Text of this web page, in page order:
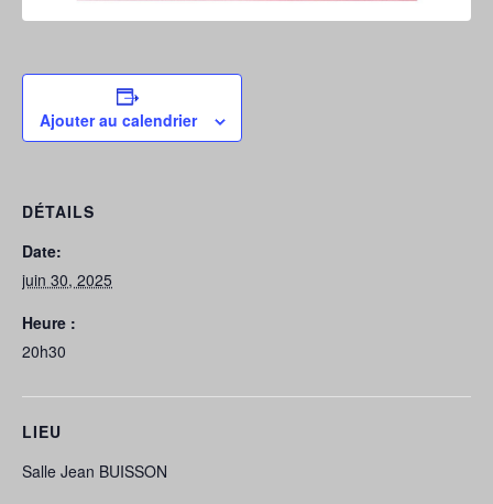
Ajouter au calendrier
DÉTAILS
Date:
juin 30, 2025
Heure :
20h30
LIEU
Salle Jean BUISSON